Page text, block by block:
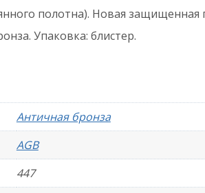
полотна). Новая
Упаковка: блистер.
Античная бронза
AGB
447